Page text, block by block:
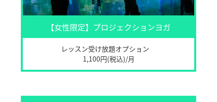
【女性限定】プロジェクションヨガ
レッスン受け放題オプション
1,100円(税込)/月